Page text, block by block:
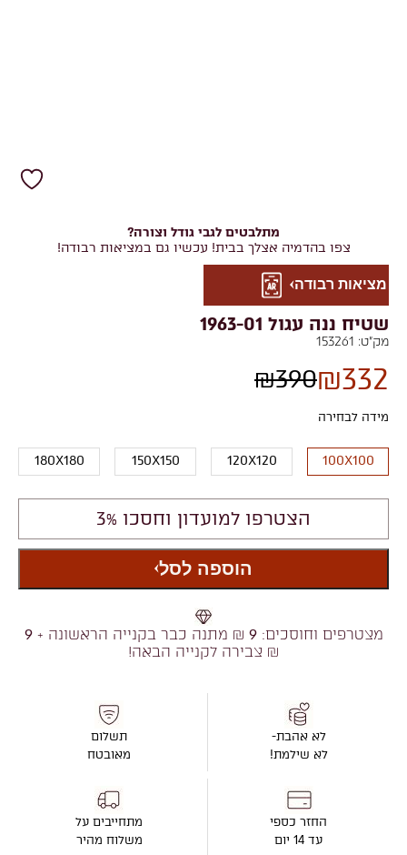
שטיח ננה עגול 1963-01
מק"ט: 153261
₪390₪332
מידה לבחירה
100X100
120X120
150X150
180X180
הצטרפו למועדון וחסכו 3%
הוספה לסל
מצטרפים וחוסכים:9 ₪ מתנה כבר בקנייה הראשונה +9
₪ צבירה לקנייה הבאה!
לא אהבת-
לא שילמת!
החזר כספי
עד 14 יום
תשלום
מאובטח
מתחייבים על
משלוח מהיר
מתלבטים לגבי גודל וצורה?
צפו בהדמיה אצלך בבית! עכשיו גם במציאות רבודה!
מציאות רבודה